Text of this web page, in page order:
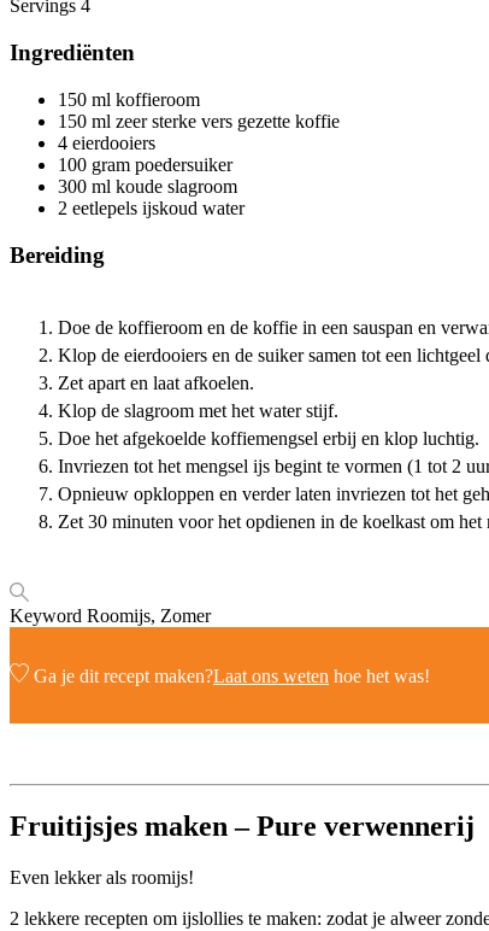
Servings 4
Ingrediënten
150 ml koffieroom
150 ml zeer sterke vers gezette koffie
4 eierdooiers
100 gram poedersuiker
300 ml koude slagroom
2 eetlepels ijskoud water
Bereiding
Doe de koffieroom en de koffie in een sauspan en
Klop de eierdooiers en de suiker samen tot een
Zet apart en laat afkoelen.
Klop de slagroom met het water stijf.
Doe het afgekoelde koffiemengsel erbij en klop luchtig.
Invriezen tot het mengsel ijs begint te vormen (1 tot 2
Opnieuw opkloppen en verder laten invriezen tot het
Zet 30 minuten voor het opdienen in de koelkast om
Keyword Roomijs, Zomer
Ga je dit recept maken?Laat ons weten hoe het was!
Fruitijsjes maken – Pure verwennerij
Even lekker als roomijs!
2 lekkere recepten om ijslollies te maken: zodat je alweer